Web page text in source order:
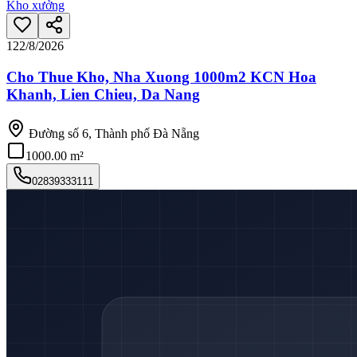
Kho xưởng
122/8/2026
Cho Thue Kho, Nha Xuong 1000m2 KCN Hoa
Khanh, Lien Chieu, Da Nang
Đường số 6, Thành phố Đà Nẵng
1000.00 m²
02839333111